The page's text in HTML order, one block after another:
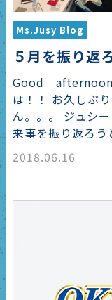
Ms.Jusy Blog
５月を振り返
Good
は！！ お久しぶ
ん。。。 ジュシ
来事を振り返ろ
2018.06.16